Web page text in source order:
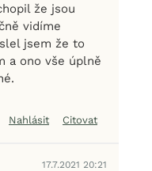
že jsou
vidíme
jsem že to
a ono vše úplně
Nahlásit Citovat
17.7.2021 20:21